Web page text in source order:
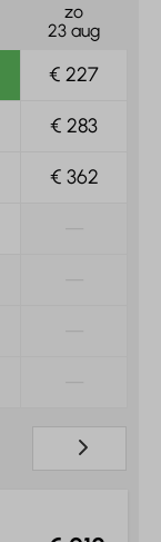
zo
23 aug
€ 227
€ 283
€ 362